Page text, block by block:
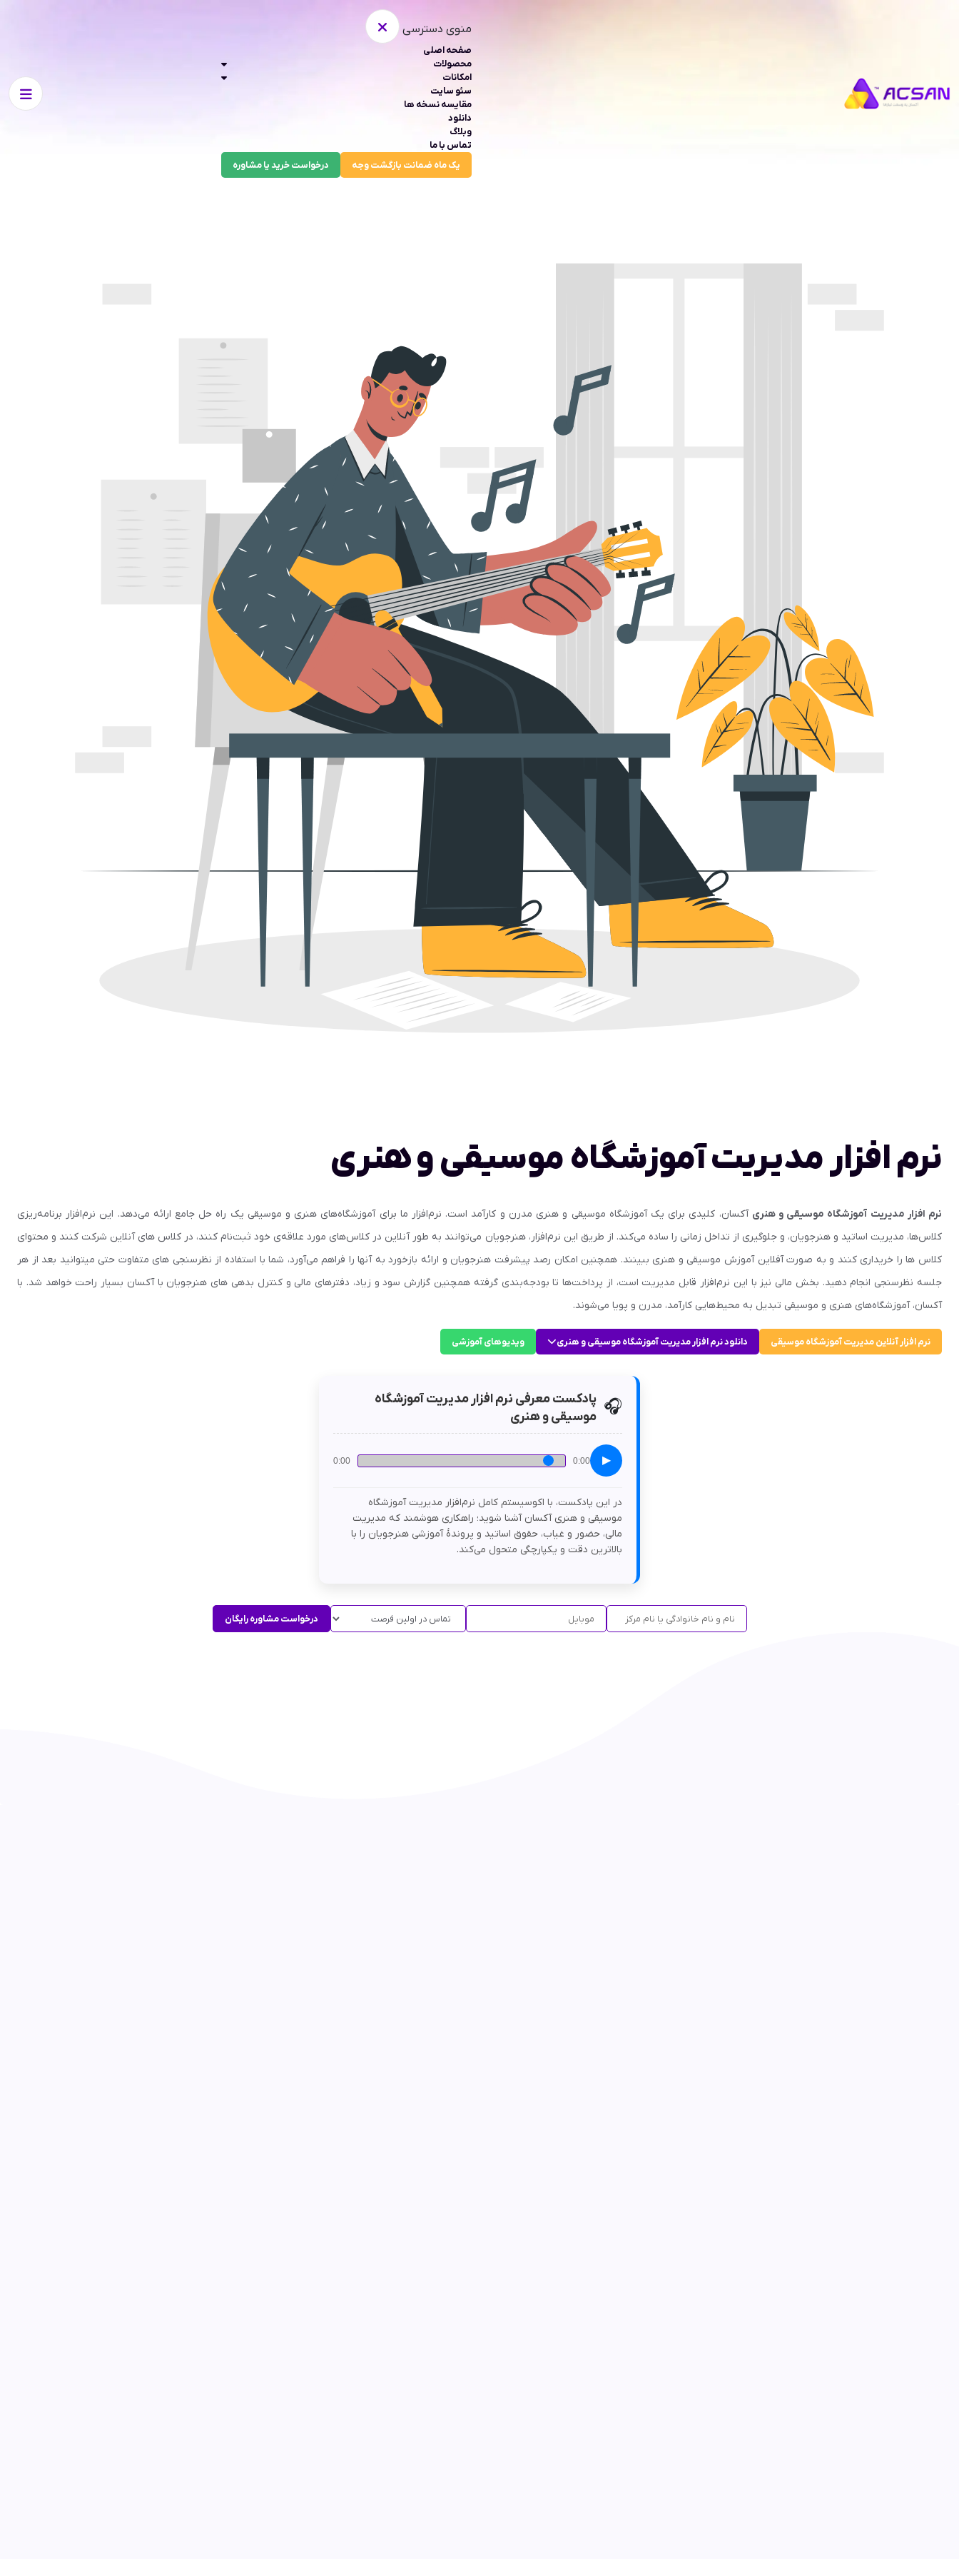
منوی دسترسی
صفحه اصلی
محصولات
امکانات
سئو سایت
مقایسه نسخه ها
دانلود
وبلاگ
تماس با ما
یک ماه ضمانت بازگشت وجه
درخواست خرید یا مشاوره
نرم افزار مدیریت آموزشگاه موسیقی و هنری
نرم افزار مدیریت آموزشگاه موسیقی و هنری آکسان، کلیدی برای یک آموزشگاه موسیقی و هنری مدرن و کارآمد است. نرم‌افزار ما برای آموزشگاه‌های هنری و موسیقی یک راه حل جامع ارائه می‌دهد. این نرم‌افزار برنامه‌ریزی
کلاس‌ها، مدیریت اساتید و هنرجویان، و جلوگیری از تداخل زمانی را ساده می‌کند. از طریق این نرم‌افزار، هنرجویان می‌توانند به طور آنلاین در کلاس‌های مورد علاقه‌ی خود ثبت‌نام کنند، در کلاس های آنلاین شرکت کنند و محتوای
کلاس ها را خریداری کنند و به صورت آفلاین آموزش موسیقی و هنری ببینند. همچنین امکان رصد پیشرفت هنرجویان و ارائه بازخورد به آنها را فراهم می‌آورد، شما با استفاده از نظرسنجی های متفاوت حتی میتوانید بعد از هر
جلسه نظرسنجی انجام دهید. بخش مالی نیز با این نرم‌افزار قابل مدیریت است، از پرداخت‌ها تا بودجه‌بندی گرفته همچنین گزارش سود و زیاد، دفترهای مالی و کنترل بدهی های هنرجویان با آکسان بسیار راحت خواهد شد. با
آکسان، آموزشگاه‌های هنری و موسیقی تبدیل به محیط‌هایی کارآمد، مدرن و پویا می‌شوند.
نرم افزار آنلاین مدیریت آموزشگاه موسیقی دانلود نرم افزار مدیریت آموزشگاه موسیقی و هنری ویدیوهای آموزشی
🎧 پادکست معرفی نرم افزار مدیریت آموزشگاه
موسیقی و هنری
▶
0:00
0:00
در این پادکست، با اکوسیستم کامل نرم‌افزار مدیریت آموزشگاه
موسیقی و هنری آکسان آشنا شوید؛ راهکاری هوشمند که مدیریت
مالی، حضور و غیاب، حقوق اساتید و پروندۀ آموزشی هنرجویان را با
بالاترین دقت و یکپارچگی متحول می‌کند.